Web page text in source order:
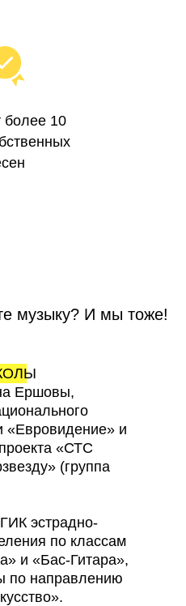
более 10
Ершовы,
«Евровидение» и
«СТС
(группа
эстрадно-
по классам
и «Бас-Гитара»,
по направлению
музыку? И мы тоже!